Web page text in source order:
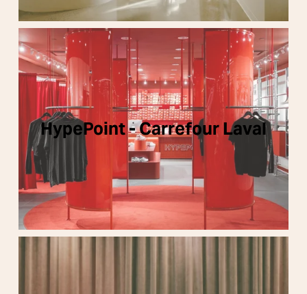
HypePoint - Carrefour Laval